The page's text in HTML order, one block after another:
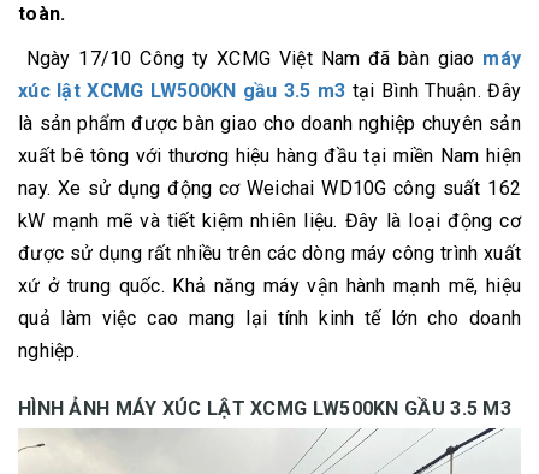
toàn.
Ngày 17/10 Công ty XCMG Việt Nam đã bàn giao máy
xúc lật XCMG LW500KN gầu 3.5 m3 tại Bình Thuận. Đây
là sản phẩm được bàn giao cho doanh nghiệp chuyên sản
xuất bê tông với thương hiệu hàng đầu tại miền Nam hiện
nay. Xe sử dụng động cơ Weichai WD10G công suất 162
kW mạnh mẽ và tiết kiệm nhiên liệu. Đây là loại động cơ
được sử dụng rất nhiều trên các dòng máy công trình xuất
xứ ở trung quốc. Khả năng máy vận hành mạnh mẽ, hiệu
quả làm việc cao mang lại tính kinh tế lớn cho doanh
nghiệp.
HÌNH ẢNH MÁY XÚC LẬT XCMG LW500KN GẦU 3.5 M3